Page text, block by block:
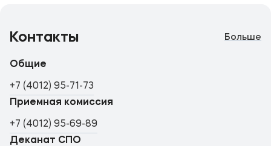
Контакты Больше
Общие
+7 (4012) 95-71-73
Приемная комиссия
+7 (4012) 95-69-89
Деканат СПО